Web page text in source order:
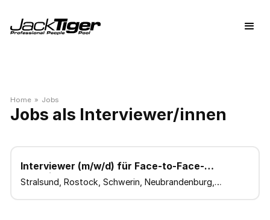
Home » Jobs
Jobs als Interviewer/innen
Interviewer (m/w/d) für Face-to-Face-
Interviews
Stralsund, Rostock, Schwerin, Neubrandenburg,